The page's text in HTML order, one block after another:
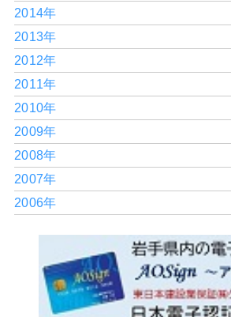
2014年
2013年
2012年
2011年
2010年
2009年
2008年
2007年
2006年